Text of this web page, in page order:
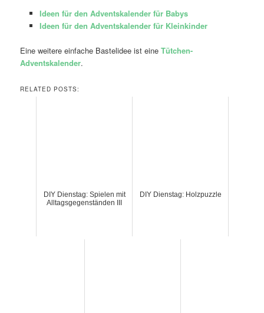
Ideen für den Adventskalender für Babys
Ideen für den Adventskalender für Kleinkinder
Eine weitere einfache Bastelidee ist eineTütchen-
Adventskalender.
RELATED POSTS:
DIY Dienstag: Spielen mit
Alltagsgegenständen III
DIY Dienstag: Holzpuzzle